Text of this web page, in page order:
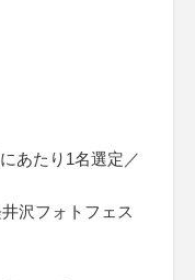
あたり1名選定／
沢フォトフェス